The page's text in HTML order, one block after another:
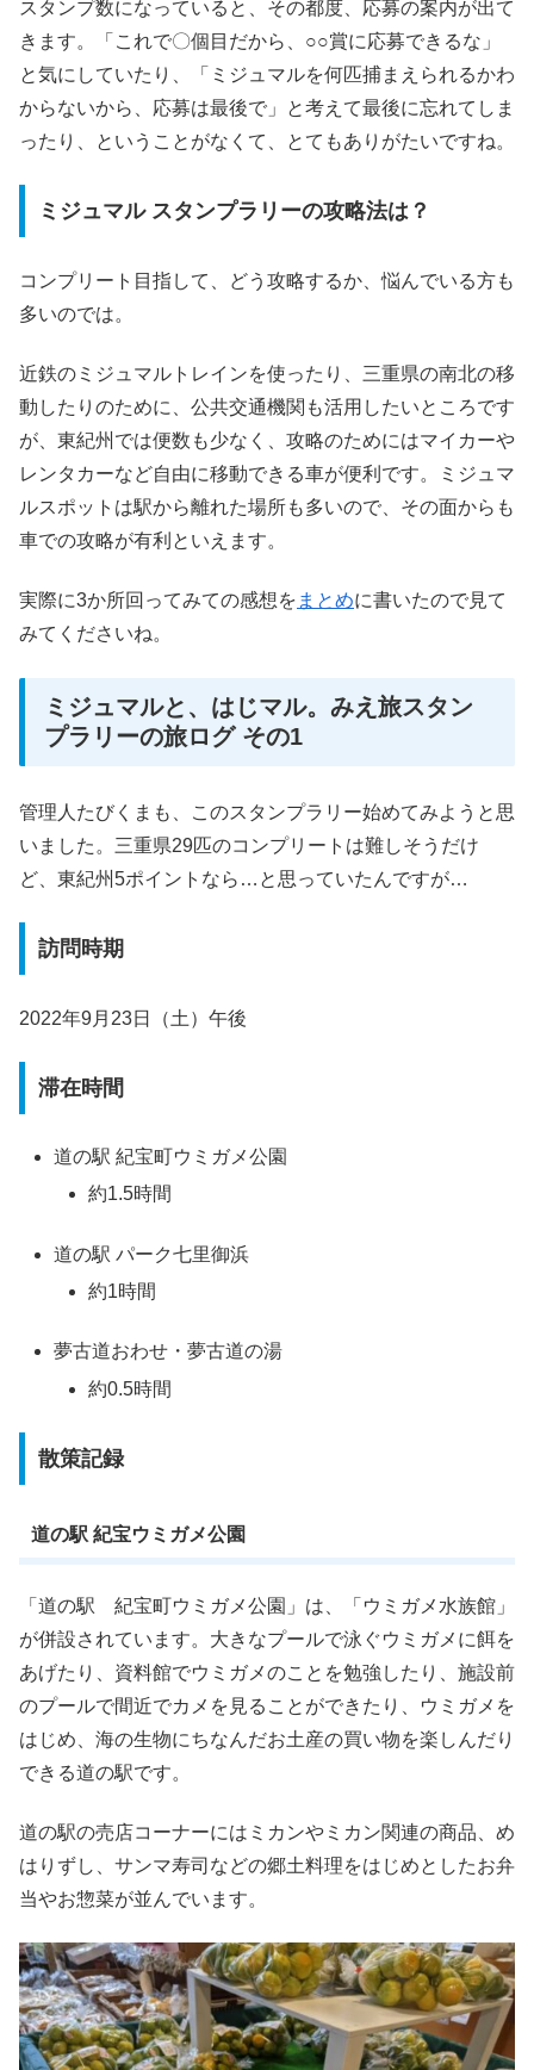
スタンプ数になっていると、その都度、応募の案内が出て
きます。「これで〇個目だから、○○賞に応募できるな」
と気にしていたり、「ミジュマルを何匹捕まえられるかわ
からないから、応募は最後で」と考えて最後に忘れてしま
ったり、ということがなくて、とてもありがたいですね。
ミジュマル スタンプラリーの攻略法は？
コンプリート目指して、どう攻略するか、悩んでいる方も
多いのでは。
近鉄のミジュマルトレインを使ったり、三重県の南北の移
動したりのために、公共交通機関も活用したいところです
が、東紀州では便数も少なく、攻略のためにはマイカーや
レンタカーなど自由に移動できる車が便利です。ミジュマ
ルスポットは駅から離れた場所も多いので、その面からも
車での攻略が有利といえます。
実際に3か所回ってみての感想を まとめに書いたので見て
みてくださいね。
ミジュマルと、はじマル。みえ旅スタン
プラリーの旅ログ その1
管理人たびくまも、このスタンプラリー始めてみようと思
いました。三重県29匹のコンプリートは難しそうだけ
ど、東紀州5ポイントなら…と思っていたんですが…
訪問時期
2022年9月23日（土）午後
滞在時間
道の駅 紀宝町ウミガメ公園
約1.5時間
道の駅 パーク七里御浜
約1時間
夢古道おわせ・夢古道の湯
約0.5時間
散策記録
道の駅 紀宝ウミガメ公園
「道の駅 紀宝町ウミガメ公園」は、「ウミガメ水族館」
が併設されています。大きなプールで泳ぐウミガメに餌を
あげたり、資料館でウミガメのことを勉強したり、施設前
のプールで間近でカメを見ることができたり、ウミガメを
はじめ、海の生物にちなんだお土産の買い物を楽しんだり
できる道の駅です。
道の駅の売店コーナーにはミカンやミカン関連の商品、め
はりずし、サンマ寿司などの郷土料理をはじめとしたお弁
当やお惣菜が並んでいます。